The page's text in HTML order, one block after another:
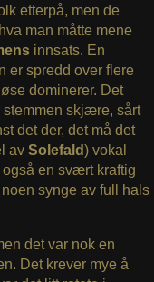
etterpå, men de
man måtte mene
innsats. En
er spredd over flere
dominerer. Det
stemmen skjære, sårt
det der, det må det
av Solefald) vokal
også en svært kraftig
synge av full hals
det var nok en
Det krever mye å